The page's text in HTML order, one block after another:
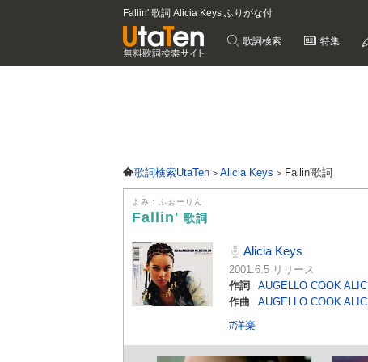
Fallin' 歌詞 Alicia Keys ふりがな付
歌詞検索 特集
歌詞検索UtaTen Alicia Keys Fallin'歌詞
よみ：ふぉーりん
Fallin' 歌詞
Alicia Keys
2001.6.5 リリース
作詞
AUGELLO COOK
作曲
AUGELLO COOK
#洋楽